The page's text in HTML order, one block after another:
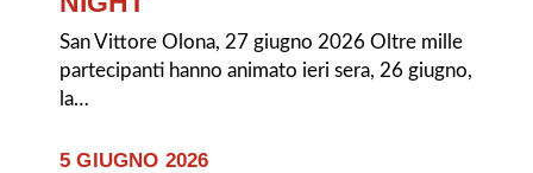
San Vittore Olona, 27 giugno 2026 Oltre mille
partecipanti hanno animato ieri sera, 26 giugno,
la…
5 GIUGNO 2026